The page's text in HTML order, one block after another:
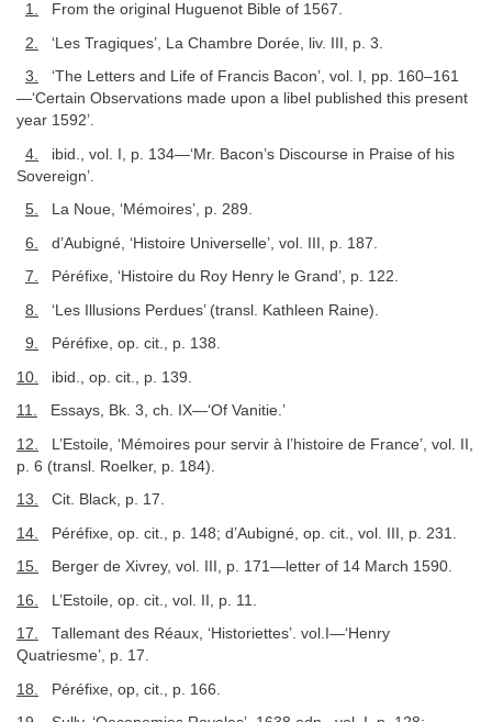
1. From the original Huguenot Bible of 1567.
2. ‘Les Tragiques’, La Chambre Dorée, liv. III, p. 3.
3. ‘The Letters and Life of Francis Bacon’, vol. I, pp. 160–161
—‘Certain Observations made upon a libel published this present
year 1592’.
4.
ibid., vol. I, p. 134—‘Mr. Bacon’s Discourse in Praise of his
Sovereign’.
5. La Noue, ‘Mémoires’, p. 289.
6. d’Aubigné, ‘Histoire Universelle’, vol. III, p. 187.
7. Péréfixe, ‘Histoire du Roy Henry le Grand’, p. 122.
8. ‘Les Illusions Perdues’ (transl. Kathleen Raine).
9. Péréfixe, op. cit., p. 138.
10. ibid., op. cit., p. 139.
11. Essays, Bk. 3, ch. IX—‘Of Vanitie.’
12.
L’Estoile, ‘Mémoires pour servir à l’histoire de France’, vol. II,
p. 6 (transl. Roelker, p. 184).
13. Cit. Black, p. 17.
14. Péréfixe, op. cit., p. 148; d’Aubigné, op. cit., vol. III, p. 231.
15. Berger de Xivrey, vol. III, p. 171—letter of 14 March 1590.
16. L’Estoile, op. cit., vol. II, p. 11.
17. Tallemant des Réaux, ‘Historiettes’. vol.I—‘Henry
Quatriesme’, p. 17.
18. Péréfixe, op, cit., p. 166.